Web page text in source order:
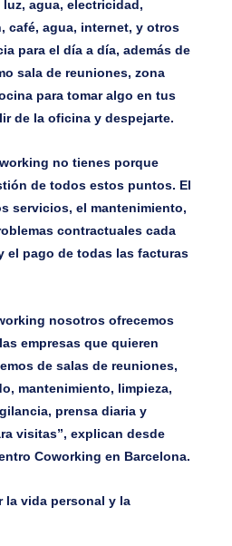
agua, electricidad,
café, agua, internet, y otros
para el día a día, además de
sala de reuniones, zona
para tomar algo en tus
de la oficina y despejarte.
no tienes porque
de todos estos puntos. El
servicios, el mantenimiento,
contractuales cada
el pago de todas las facturas
nosotros ofrecemos
empresas que quieren
de salas de reuniones,
mantenimiento, limpieza,
prensa diaria y
visitas”, explican desde
Coworking en Barcelona.
la vida personal y la